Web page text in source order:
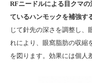
RFニードルによる目クマの
ているハンモックを補強す
じて針先の深さを調整し、
れにより、眼窩脂肪の収縮
を図ります。 効果には個人